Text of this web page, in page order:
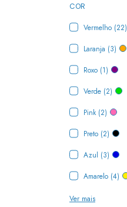
COR
Vermelho (22)
Laranja (3)
Roxo (1)
Verde (2)
Pink (2)
Preto (2)
Azul (3)
Amarelo (4)
Ver mais